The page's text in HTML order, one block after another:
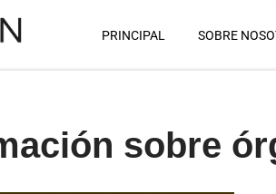
PRINCIPAL SOBRE
sobre